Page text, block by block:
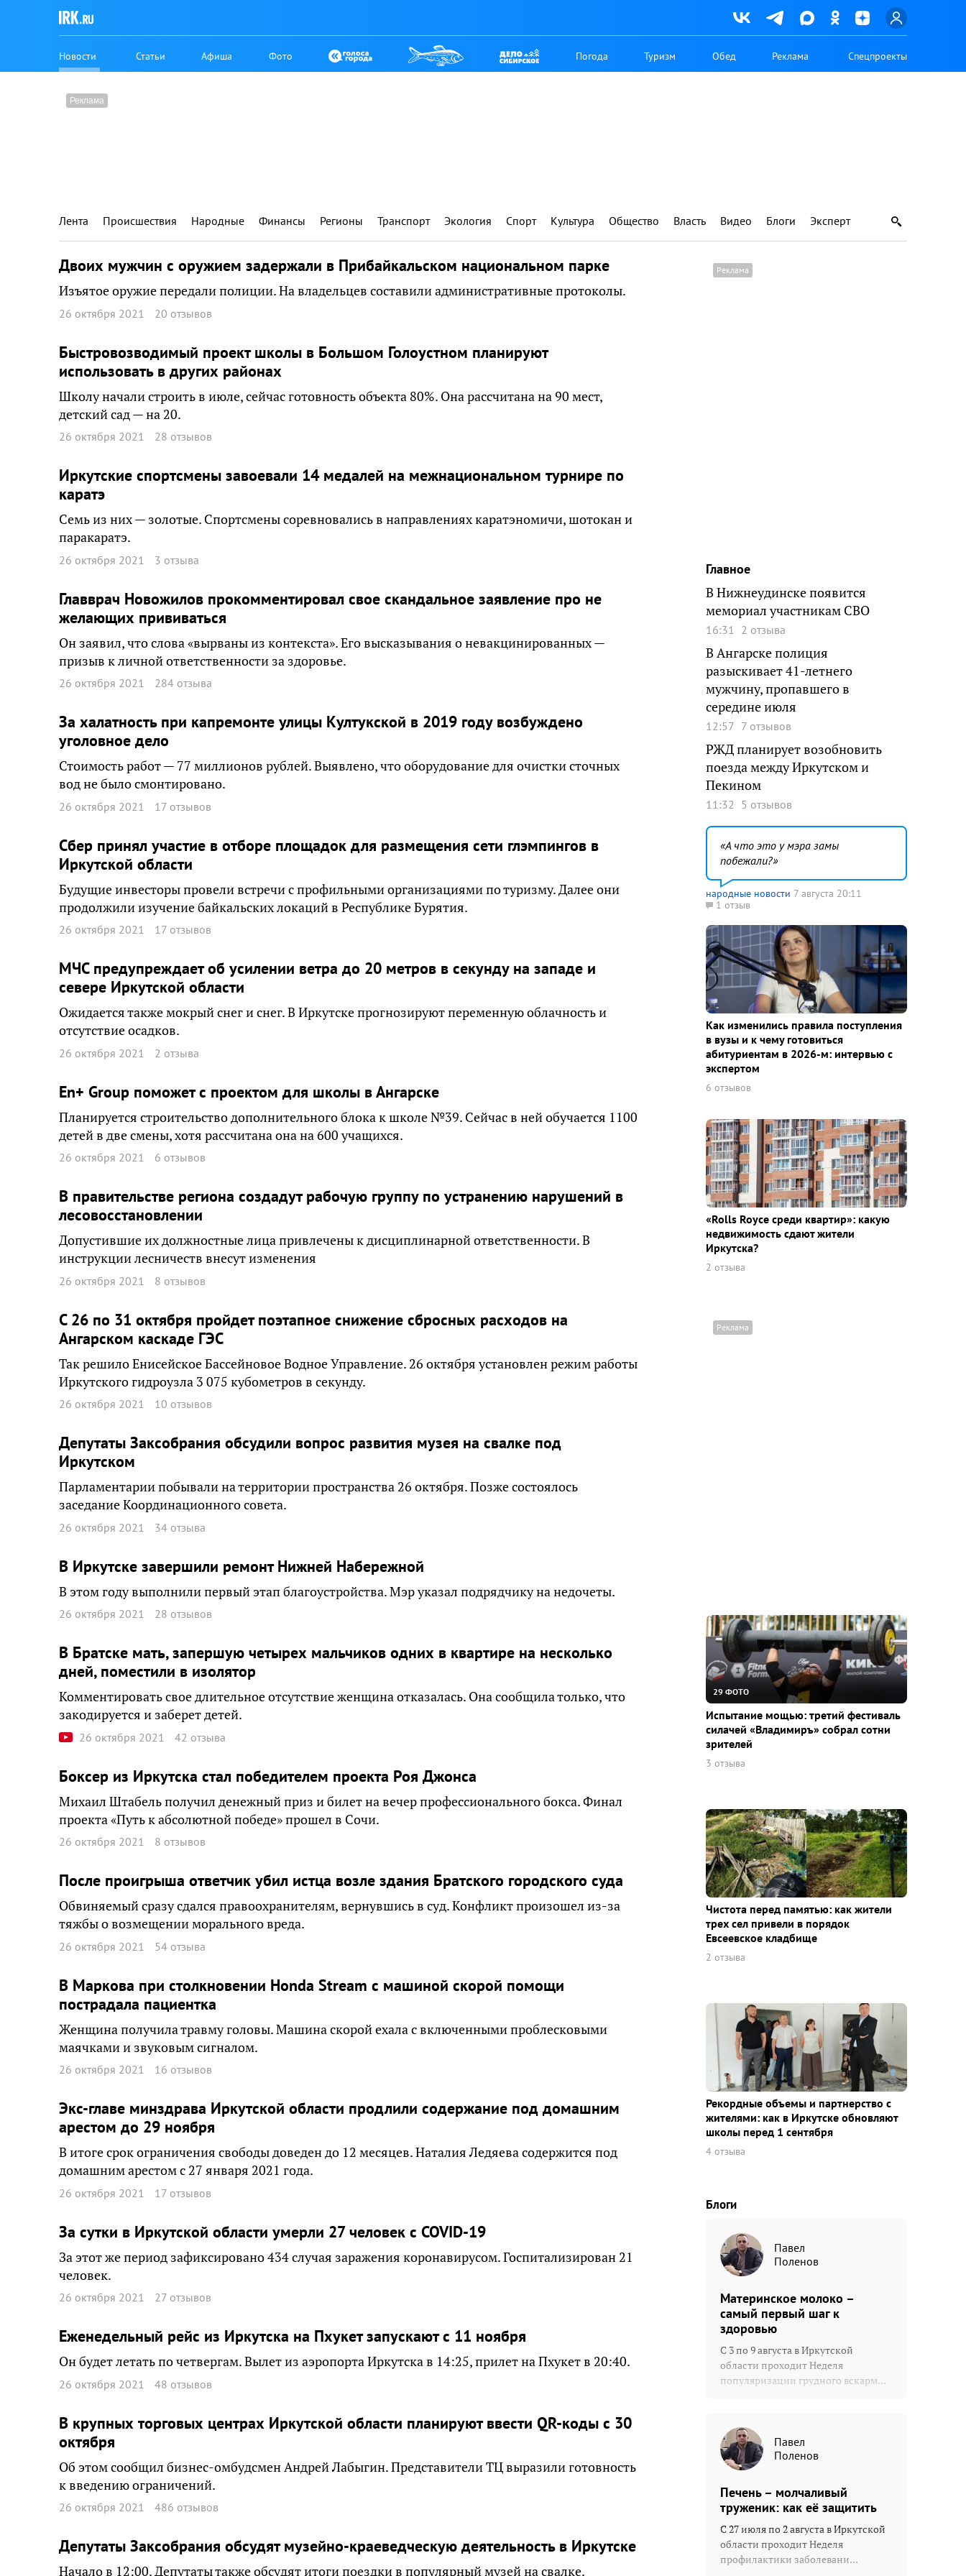
Новости Статьи Афиша Фото Погода Туризм Обед Реклама Спецпроекты
Лента Происшествия Народные Финансы Регионы Транспорт Экология Спорт Культура Общество Власть Видео Блоги Эксперт
Двоих мужчин с оружием задержали в Прибайкальском национальном парке
Изъятое оружие передали полиции. На владельцев составили административные протоколы.
26 октября 2021 20 отзывов
Быстровозводимый проект школы в Большом Голоустном планируют
использовать в других районах
Школу начали строить в июле, сейчас готовность объекта 80%. Она рассчитана на 90 мест,
детский сад — на 20.
26 октября 2021 28 отзывов
Иркутские спортсмены завоевали 14 медалей на межнациональном турнире по
каратэ
Семь из них — золотые. Спортсмены соревновались в направлениях каратэномичи, шотокан и
паракаратэ.
26 октября 2021 3 отзыва
Главврач Новожилов прокомментировал свое скандальное заявление про не
желающих прививаться
Он заявил, что слова «вырваны из контекста». Его высказывания о невакцинированных —
призыв к личной ответственности за здоровье.
26 октября 2021 284 отзыва
За халатность при капремонте улицы Култукской в 2019 году возбуждено
уголовное дело
Стоимость работ — 77 миллионов рублей. Выявлено, что оборудование для очистки сточных
вод не было смонтировано.
26 октября 2021 17 отзывов
Сбер принял участие в отборе площадок для размещения сети глэмпингов в
Иркутской области
Будущие инвесторы провели встречи с профильными организациями по туризму. Далее они
продолжили изучение байкальских локаций в Республике Бурятия.
26 октября 2021 17 отзывов
МЧС предупреждает об усилении ветра до 20 метров в секунду на западе и
севере Иркутской области
Ожидается также мокрый снег и снег. В Иркутске прогнозируют переменную облачность и
отсутствие осадков.
26 октября 2021 2 отзыва
En+ Group поможет с проектом для школы в Ангарске
Планируется строительство дополнительного блока к школе №39. Сейчас в ней обучается 1100
детей в две смены, хотя рассчитана она на 600 учащихся.
26 октября 2021 6 отзывов
В правительстве региона создадут рабочую группу по устранению нарушений в
лесовосстановлении
Допустившие их должностные лица привлечены к дисциплинарной ответственности. В
инструкции лесничеств внесут изменения
26 октября 2021 8 отзывов
С 26 по 31 октября пройдет поэтапное снижение сбросных расходов на
Ангарском каскаде ГЭС
Так решило Енисейское Бассейновое Водное Управление. 26 октября установлен режим работы
Иркутского гидроузла 3 075 кубометров в секунду.
26 октября 2021 10 отзывов
Депутаты Заксобрания обсудили вопрос развития музея на свалке под
Иркутском
Парламентарии побывали на территории пространства 26 октября. Позже состоялось
заседание Координационного совета.
26 октября 2021 34 отзыва
В Иркутске завершили ремонт Нижней Набережной
В этом году выполнили первый этап благоустройства. Мэр указал подрядчику на недочеты.
26 октября 2021 28 отзывов
В Братске мать, запершую четырех мальчиков одних в квартире на несколько
дней, поместили в изолятор
Комментировать свое длительное отсутствие женщина отказалась. Она сообщила только, что
закодируется и заберет детей.
26 октября 2021 42 отзыва
Боксер из Иркутска стал победителем проекта Роя Джонса
Михаил Штабель получил денежный приз и билет на вечер профессионального бокса. Финал
проекта «Путь к абсолютной победе» прошел в Сочи.
26 октября 2021 8 отзывов
После проигрыша ответчик убил истца возле здания Братского городского суда
Обвиняемый сразу сдался правоохранителям, вернувшись в суд. Конфликт произошел из-за
тяжбы о возмещении морального вреда.
26 октября 2021 54 отзыва
В Маркова при столкновении Honda Stream с машиной скорой помощи
пострадала пациентка
Женщина получила травму головы. Машина скорой ехала с включенными проблесковыми
маячками и звуковым сигналом.
26 октября 2021 16 отзывов
Экс-главе минздрава Иркутской области продлили содержание под домашним
арестом до 29 ноября
В итоге срок ограничения свободы доведен до 12 месяцев. Наталия Ледяева содержится под
домашним арестом с 27 января 2021 года.
26 октября 2021 17 отзывов
За сутки в Иркутской области умерли 27 человек с COVID-19
За этот же период зафиксировано 434 случая заражения коронавирусом. Госпитализирован 21
человек.
26 октября 2021 27 отзывов
Еженедельный рейс из Иркутска на Пхукет запускают с 11 ноября
Он будет летать по четвергам. Вылет из аэропорта Иркутска в 14:25, прилет на Пхукет в 20:40.
26 октября 2021 48 отзывов
В крупных торговых центрах Иркутской области планируют ввести QR-коды с 30
октября
Об этом сообщил бизнес-омбудсмен Андрей Лабыгин. Представители ТЦ выразили готовность
к введению ограничений.
26 октября 2021 486 отзывов
Депутаты Заксобрания обсудят музейно-краеведческую деятельность в Иркутске
Начало в 12:00. Депутаты также обсудят итоги поездки в популярный музей на свалке.
Главное
В Нижнеудинске появится
мемориал участникам СВО
16:31 2 отзыва
В Ангарске полиция
разыскивает 41-летнего
мужчину, пропавшего в
середине июля
12:57 7 отзывов
РЖД планирует возобновить
поезда между Иркутском и
Пекином
11:32 5 отзывов
А что это у мэра замы
побежали?
народные новости 7 августа 20:11
1 отзыв
Как изменились правила поступления
в вузы и к чему готовиться
абитуриентам в 2026-м: интервью с
экспертом
6 отзывов
«Rolls Royce среди квaртир»: какую
недвижимость сдают жители
Иркутска?
2 отзыва
29 ФОТО
Испытание мощью: третий фестиваль
силачей «Владимиръ» собрал сотни
зрителей
3 отзыва
Чистота перед памятью: как жители
трех сел привели в порядок
Евсеевское кладбище
2 отзыва
Рекордные объемы и партнерство с
жителями: как в Иркутске обновляют
школы перед 1 сентября
4 отзыва
Блоги
Павел
Поленов
Материнское молоко –
самый первый шаг к
здоровью
С 3 по 9 августа в Иркутской
области проходит Неделя
популяризации грудного вскарм...
Павел
Поленов
Печень – молчаливый
труженик: как её защитить
С 27 июля по 2 августа в Иркутской
области проходит Неделя
профилактики заболевани...